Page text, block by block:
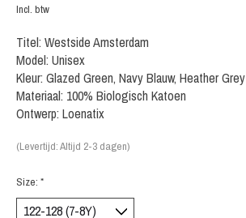
Incl. btw
Titel: Westside Amsterdam
Model: Unisex
Kleur: Glazed Green, Navy Blauw, Heather Grey
Materiaal: 100% Biologisch Katoen
Ontwerp: Loenatix
(Levertijd: Altijd 2-3 dagen)
Size: *